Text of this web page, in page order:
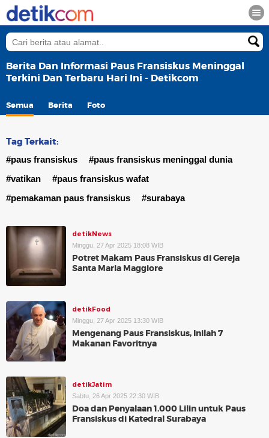
Berita Dan Informasi Paus Fransiskus Meninggal
Terkini Dan Terbaru Hari Ini - Detikcom
Semua Berita Foto
Tag Terkait:
#paus fransiskus
#paus fransiskus meninggal dunia
#vatikan
#paus fransiskus wafat
#pemakaman paus fransiskus
#surabaya
detikNews
Minggu, 27 Apr 2025 18:08 WIB
Potret Makam Paus Fransiskus di Gereja
Santa Maria Maggiore
detikFood
Minggu, 27 Apr 2025 13:30 WIB
Mengenang Paus Fransiskus, Inilah 7
Makanan Favoritnya
detikJatim
Sabtu, 26 Apr 2025 22:30 WIB
Doa dan Penyalaan 1.000 Lilin untuk Paus
Fransiskus di Katedral Surabaya